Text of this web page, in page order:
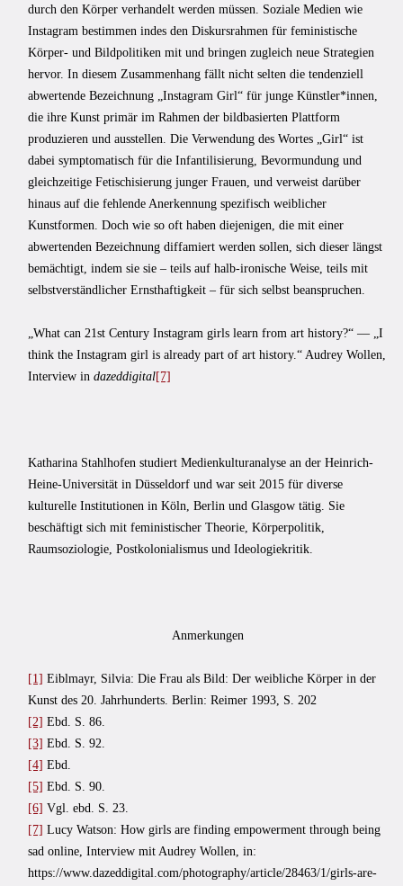
durch den Körper verhandelt werden müssen. Soziale Medien wie
Instagram bestimmen indes den Diskursrahmen für feministische
Körper- und Bildpolitiken mit und bringen zugleich neue Strategien
hervor. In diesem Zusammenhang fällt nicht selten die tendenziell
abwertende Bezeichnung „Instagram Girl“ für junge Künstler*innen,
die ihre Kunst primär im Rahmen der bildbasierten Plattform
produzieren und ausstellen. Die Verwendung des Wortes „Girl“ ist
dabei symptomatisch für die Infantilisierung, Bevormundung und
gleichzeitige Fetischisierung junger Frauen, und verweist darüber
hinaus auf die fehlende Anerkennung spezifisch weiblicher
Kunstformen. Doch wie so oft haben diejenigen, die mit einer
abwertenden Bezeichnung diffamiert werden sollen, sich dieser längst
bemächtigt, indem sie sie – teils auf halb-ironische Weise, teils mit
selbstverständlicher Ernsthaftigkeit – für sich selbst beanspruchen.
„What can 21st Century Instagram girls learn from art history?“ — „I
think the Instagram girl is already part of art history.“ Audrey Wollen,
Interview in dazeddigital[7]
Katharina Stahlhofen studiert Medienkulturanalyse an der Heinrich-
Heine-Universität in Düsseldorf und war seit 2015 für diverse
kulturelle Institutionen in Köln, Berlin und Glasgow tätig. Sie
beschäftigt sich mit feministischer Theorie, Körperpolitik,
Raumsoziologie, Postkolonialismus und Ideologiekritik.
Anmerkungen
[1] Eiblmayr, Silvia: Die Frau als Bild: Der weibliche Körper in der
Kunst des 20. Jahrhunderts. Berlin: Reimer 1993, S. 202
[2] Ebd. S. 86.
[3] Ebd. S. 92.
[4] Ebd.
[5] Ebd. S. 90.
[6] Vgl. ebd. S. 23.
[7] Lucy Watson: How girls are finding empowerment through being
sad online, Interview mit Audrey Wollen, in:
https://www.dazeddigital.com/photography/article/28463/1/girls-are-